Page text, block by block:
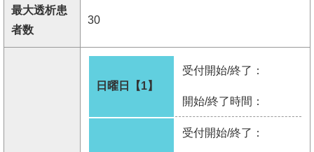
最大透析患
者数
30
日曜日【1】
受付開始/終了：
開始/終了時間：
受付開始/終了：